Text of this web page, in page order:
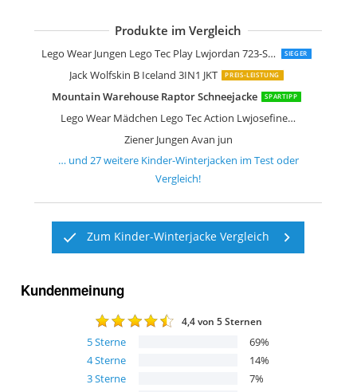
Produkte im Vergleich
Lego Wear Jungen Lego Tec Play Lwjordan 723-Skijacke SIEGER
Jack Wolfskin B Iceland 3IN1 JKT PREIS-LEISTUNG
Mountain Warehouse Raptor Schneejacke SPARTIPP
Lego Wear Mädchen Lego Tec Action Lwjosefine 726-Skijacke
Ziener Jungen Avan jun
VAUDE Kinder Doppeljacke Campfire
Ziener Jungen Abian Junior Kinder
Mountain Warehouse Seasons
McKINLEY Mädchen Winterjacke Milla
Lego Wear Jungen Lwjoshua
Lego Wear Kinder-Unisex Lwjipe Jacke
VAUDE Kinder Doppeljacke Escape
Mountain Warehouse Honey Skijacke
Lego Wear Jungen LWJOSHUA-
CMP Kinder Feel Warm Flat 3.000
erima Kinder Steppjacke Steppjacke
OUO Jungen Winterjacke
Nike Jacket Team Fall
FTCayanz Kinder Daunenjacken
… und 27weitere Kinder-Winterjacken im Test oder
Vergleich!
Zum Kinder-Winterjacke Vergleich
Kundenmeinung
4,4von 5 Sternen
5Sterne 69%
4Sterne 14%
3Sterne 7%